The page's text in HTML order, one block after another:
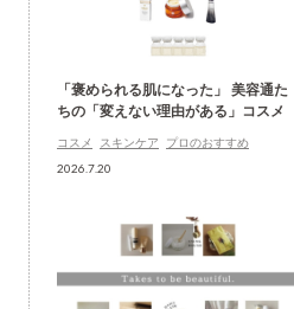
「褒められる肌になった」 美容通た
ちの「変えない理由がある」コスメ
コスメ スキンケア プロのおすすめ
2026.7.20